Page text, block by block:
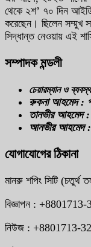
থেকে ২শ’ ৭০ দিন
করেছেন। ছিলেন সম্মুখ
সিদ্ধান্ত নেওয়ায় এই
সম্পাদক মন্ডলী
চেয়ারম্যান ও
রুকনা আহমেদ :
তানভীর আহমেদ :
আনভীর আহমেদ :
যোগাযোগের ঠিকানা
মানরু শপিং সিটি (চতুর্থ
বিজ্ঞাপন :
নিউজ : +8801713-